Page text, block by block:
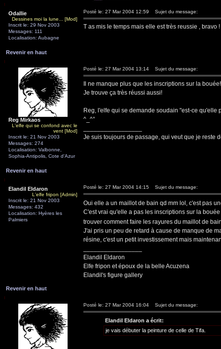
Odallie
Dessines moi la lune... [Mod]
Inscrit le: 29 Nov 2003
Messages: 111
Localisation: Aubagne
Posté le: 27 Mar 2004 12:59 Sujet du message:
T as mis le temps mais elle est très reussie , bravo !
Revenir en haut
Reg Mirkaos
L'elfe qui se confond avec le
vent [Mod]
Inscrit le: 21 Nov 2003
Messages: 274
Localisation: Valbonne,
Sophia-Antipolis, Cote d'Azur
Posté le: 27 Mar 2004 13:14 Sujet du message:
Il ne manque plus que les inscriptions sur la
Je trouve ça très réussi aussi!
Reg, l'elfe qui se demande soudain "est-ce qu'elle
^_^°
Je suis toujours de passage, qui veut que je reste
Revenir en haut
Elandil Eldaron
L'elfe fripon [Admin]
Inscrit le: 21 Nov 2003
Messages: 432
Localisation: Hyères les
Palmiers
Posté le: 27 Mar 2004 14:15 Sujet du message:
Oui elle a un maillot de bain qd mm lol, c'est pas
C'est vrai qu'elle a pas les inscriptions sur la
trouver comment faire les rayures du maillot de
J'ai pris un peu de retard à cause de manque de
résine, c'est un petit investissement mais
Elandil Eldaron
Elfe fripon et époux de la belle Acuzena
Elandil's figure gallery
Revenir en haut
Posté le: 27 Mar 2004 16:04 Sujet du message:
Elandil Eldaron a écrit:
je vais débuter la peinture de celle de Tifa.